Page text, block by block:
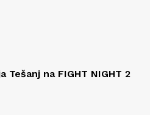
Tešanj na FIGHT NIGHT 2